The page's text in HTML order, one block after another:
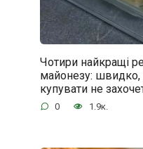
Чотири найкращі
майонезу: швидко,
купувати не
0 1.9к.